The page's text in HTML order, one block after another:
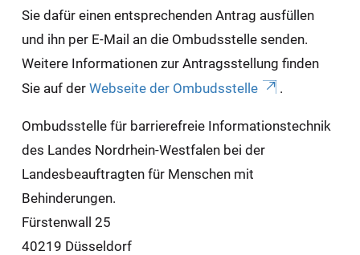
Sie dafür einen entsprechenden Antrag ausfüllen
und ihn per E-Mail an die Ombudsstelle senden.
Weitere Informationen zur Antragsstellung finden
Sie auf der Webseite der Ombudsstelle .
Ombudsstelle für barrierefreie Informationstechnik
des Landes Nordrhein-Westfalen bei der
Landesbeauftragten für Men­schen mit
Behinderungen.
Fürstenwall 25
40219 Düsseldorf